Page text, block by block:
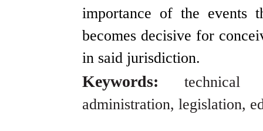
importance of the events
becomes decisive for
in said jurisdiction.
Keywords:
technical
administration, legislation,